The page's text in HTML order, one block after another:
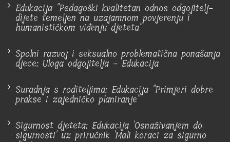
Edukacija "Pedagoški kvalitetan odnos odgojitelj-
dijete temeljen na uzajamnom povjerenju i
humanističkom viđenju djeteta"
Spolni razvoj i seksualno problematična ponašanja
djece: Uloga odgojitelja - Edukacija
Suradnja s roditeljima: Edukacija "Primjeri dobre
prakse i zajedničko planiranje"
Sigurnost djeteta: Edukacija 'Osnaživanjem do
sigurnosti' uz priručnik 'Mali koraci za sigurno